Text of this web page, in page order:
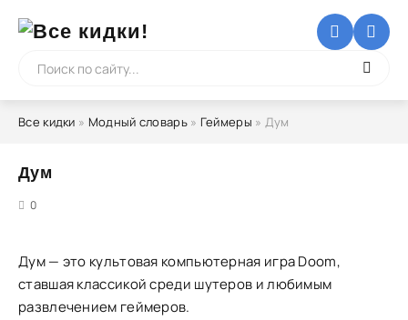
Все кидки » Модный словарь» Геймеры » Дум
Дум
0
Дум — это культовая компьютерная игра Doom,
ставшая классикой среди шутеров и любимым
развлечением геймеров.